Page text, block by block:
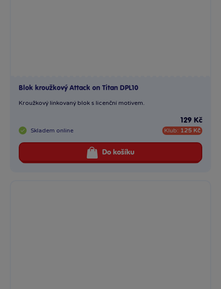
Blok kroužkový Attack on Titan DPL10
Kroužkový linkovaný blok s licenční motivem.
Skladem online
129 Kč
Klub: 125 Kč
Do košíku